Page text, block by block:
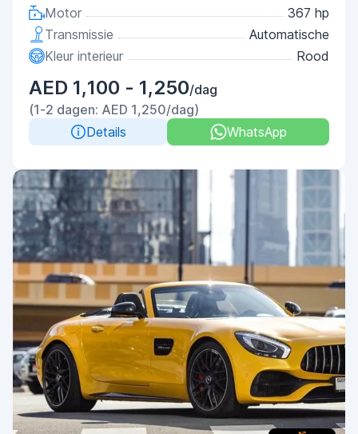
Motor
367 hp
Transmissie
Automatische
Kleur interieur
Rood
AED 1,100 - 1,250/dag
(1-2 dagen: AED 1,250/dag)
Details
WhatsApp